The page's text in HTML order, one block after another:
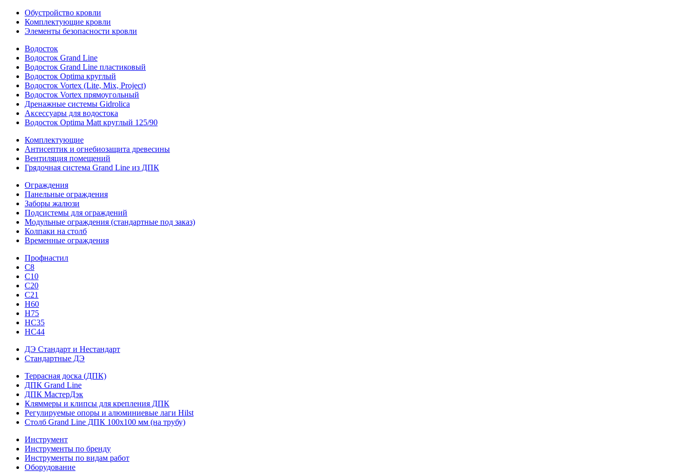
Обустройство кровли
Комплектующие кровли
Элементы безопасности кровли
Водосток
Водосток Grand Line
Водосток Grand Line пластиковый
Водосток Optima круглый
Водосток Vortex (Lite, Mix, Project)
Водосток Vortex прямоугольный
Дренажные системы Gidrolica
Аксессуары для водостока
Водосток Optima Matt круглый 125/90
Комплектующие
Антисептик и огнебиозащита древесины
Вентиляция помещений
Грядочная система Grand Line из ДПК
Ограждения
Панельные ограждения
Заборы жалюзи
Подсистемы для ограждений
Модульные ограждения (стандартные под заказ)
Колпаки на столб
Временные ограждения
Профнастил
С8
С10
С20
С21
H60
H75
HС35
НС44
ДЭ Стандарт и Нестандарт
Стандартные ДЭ
Террасная доска (ДПК)
ДПК Grand Line
ДПК МастерДэк
Кляммеры и клипсы для крепления ДПК
Регулируемые опоры и алюминиевые лаги Hilst
Столб Grand Line ДПК 100х100 мм (на трубу)
Инструмент
Инструменты по бренду
Инструменты по видам работ
Оборудование